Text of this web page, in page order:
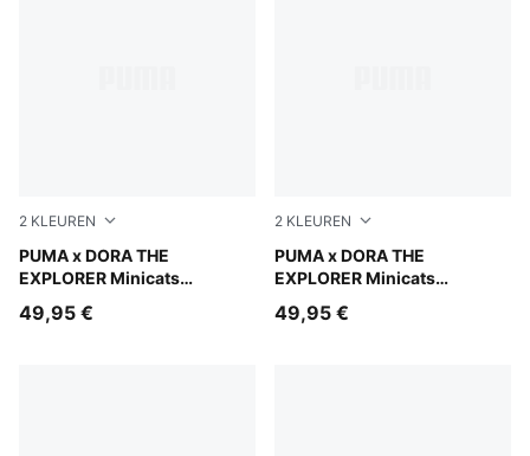
2 KLEUREN
PUMA x DORA THE
EXPLORER Minicats
Bright Papaya
49,95 €
2 KLEUREN
PUMA x DORA THE
EXPLORER Minicats
Mauve Glow
49,95 €